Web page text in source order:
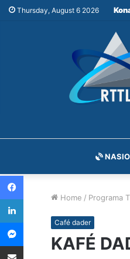
Thursday, August 6 2026
Home / Programa
Café dader
KAFÉ
Facebook
LinkedIn
Messenger